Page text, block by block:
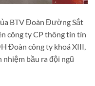
BTV Đoàn Đường Sắt
công ty CP thông tin tín
Đoàn công ty khoá XIII,
bầu ra đội ngũ